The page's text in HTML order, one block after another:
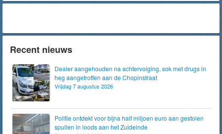
Recent nieuws
Dealer aangehouden na achtervolging, sok met drugs in
heg aangetroffen aan de Chopinstraat
Vrijdag 7 augustus 2026
Politie ontdekt voor bijna half miljoen euro aan gestolen
spullen in loods aan het Zuideinde